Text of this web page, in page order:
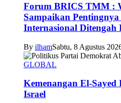
Forum BRICS TMM :
Sampaikan
Internasional Ditengah
By ilhamSabtu, 8 Agustus
GLOBAL
Kemenangan El-
Israel